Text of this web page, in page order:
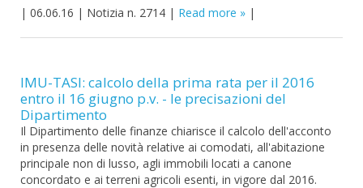
| 06.06.16 | Notizia n. 2714 | Read more |
IMU-TASI: calcolo della prima rata per il 2016
entro il 16 giugno p.v. - le precisazioni del
Dipartimento
Il Dipartimento delle finanze chiarisce il calcolo dell'acconto
in presenza delle novità relative ai comodati, all'abitazione
principale non di lusso, agli immobili locati a canone
concordato e ai terreni agricoli esenti, in vigore dal 2016.